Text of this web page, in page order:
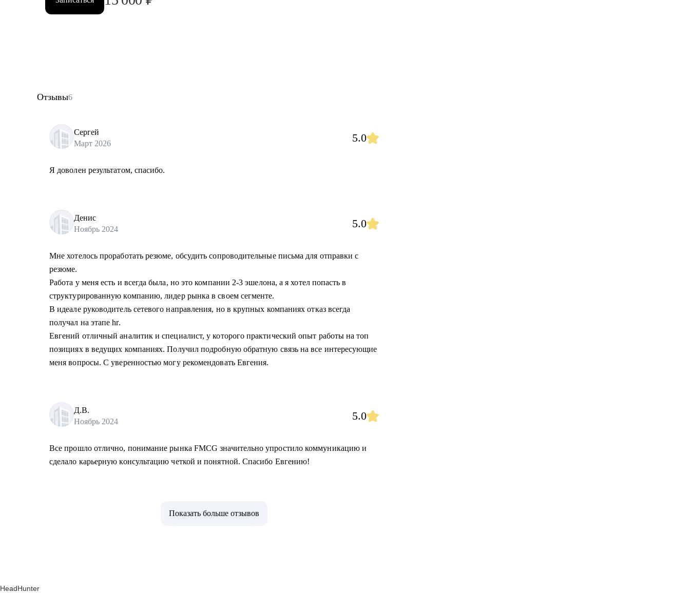
Отзывы6
Сергей
Март 2026
5.0
Я доволен результатом, спасибо.
Денис
Ноябрь 2024
5.0
Мне хотелось проработать резюме, обсудить сопроводительные письма для отправки с
резюме.
Работа у меня есть и всегда была, но это компании 2-3 эшелона, а я хотел попасть в
структурированную компанию, лидер рынка в своем сегменте.
В идеале руководитель сетевого направления, но в крупных компаниях отказ всегда
получал на этапе hr.
Евгений отличный аналитик и специалист, у которого практический опыт работы на топ
позициях в ведущих компаниях. Получил подробную обратную связь на все интересующие
меня вопросы. С уверенностью могу рекомендовать Евгения.
Д.В.
Ноябрь 2024
5.0
Все прошло отлично, понимание рынка FMCG значительно упростило коммуникацию и
сделало карьерную консультацию четкой и понятной. Спасибо Евгению!
Показать больше отзывов
HeadHunter